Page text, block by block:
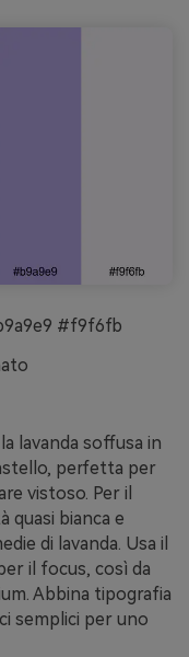
#f9f6fb
lavanda soffusa in
perfetta per
vistoso. Per il
quasi bianca e
di lavanda. Usa il
il focus, così da
Abbina tipografia
semplici per uno